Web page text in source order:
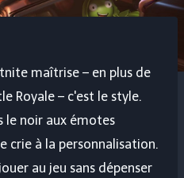
maîtrise – en plus de
Royale – c'est le style.
le noir aux émotes
crie à la personnalisation.
au jeu sans dépenser